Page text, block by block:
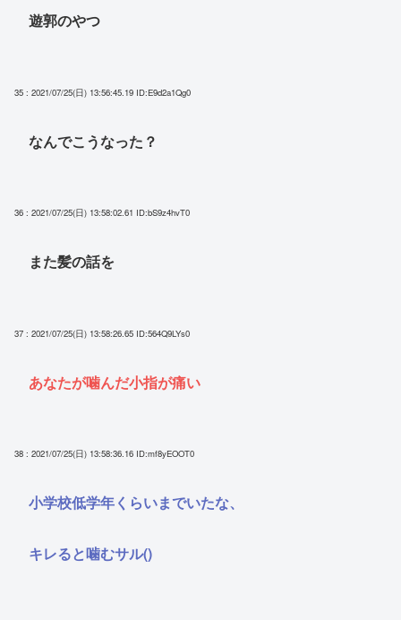
遊郭のやつ
35 : 2021/07/25(日) 13:56:45.19 ID:E9d2a1Qg0
なんでこうなった？
36 : 2021/07/25(日) 13:58:02.61 ID:bS9z4hvT0
また髪の話を
37 : 2021/07/25(日) 13:58:26.65 ID:564Q9LYs0
あなたが噛んだ小指が痛い
38 : 2021/07/25(日) 13:58:36.16 ID:mf8yEOOT0
小学校低学年くらいまでいたな、
キレると噛むサル()